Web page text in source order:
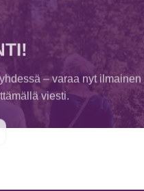
– varaa nyt ilmainen
viesti.